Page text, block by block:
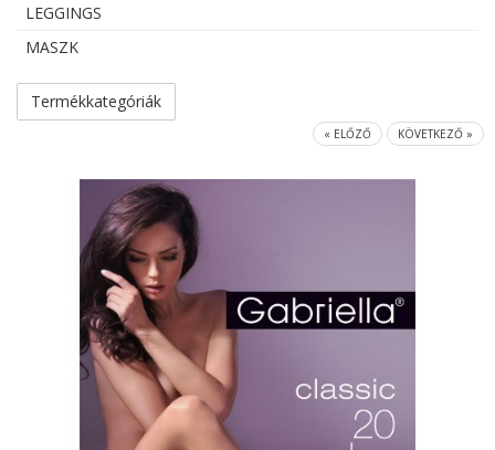
LEGGINGS
MASZK
Termékkategóriák
« ELŐZŐ KÖVETKEZŐ »